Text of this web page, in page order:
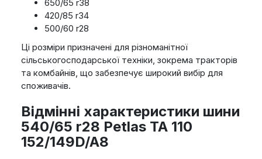
650/65 r38
420/85 r34
500/60 r28
Ці розміри призначені для різноманітної
сільськогосподарської техніки, зокрема тракторів
та комбайнів, що забезпечує широкий вибір для
споживачів.
Відмінні характеристики шини
540/65 r28 Petlas TA 110
152/149D/A8